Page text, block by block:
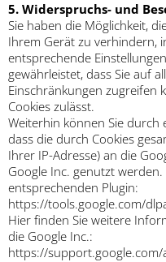
5. Widerspruchs- und
Sie haben die Möglichkeit,
Ihrem Gerät zu verhindern,
entsprechende
gewährleistet, dass Sie auf
Einschränkungen zugreifen
Cookies zulässt.
Weiterhin können Sie durch
dass die durch Cookies
Ihrer IP-Adresse) an die
Google Inc. genutzt
entsprechenden Plugin:
https://tools.google.com/
Hier finden Sie weitere
die Google Inc.:
https://